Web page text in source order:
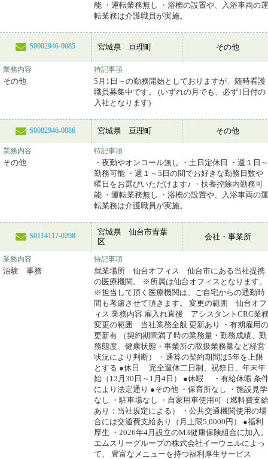
能 ・運転業務無し ・浴槽の設置や、入浴車両の運
転業務は介護職員が実施。
S0002946-0085 宮城県 亘理町 その他
業務内容
その他
特記事項
5月1日～の勤務開始としておりますが、随時看護
職員募集中です。 (いずれの月でも、必ず1日付の
入社となります)
S0002946-0086 宮城県 亘理町 その他
業務内容
その他
特記事項
・夜勤やオンコール無し ・土日定休日 ・週１日～
勤務可能 ・週１～5日の間でお好きな勤務日数や
曜日をお選びいただけます♪ ・扶養控除内勤務可
能 ・運転業務無し ・浴槽の設置や、入浴車両の運
転業務は介護職員が実施。
S0114117-0298
宮城県 仙台市青葉
区
会社・事業所
業務内容
治験 事務
特記事項
就業場所 仙台オフィス 仙台市にある当社提携
の医療機関。 ※所属は仙台オフィスとなります。
※担当して頂く医療機関は、ご自宅からの通勤時
間も考慮させて頂きます。 変更の範囲 仙台オフ
ィス 業務内容 雇入れ直後 アシスタントCRC業
変更の範囲 当社業務全般 更新あり ・有期雇用の
更新有 （契約期間満了時の業務量・勤務成績、勤
務態度、健康状態・事業所の取扱業務量など経営
状況により判断） ・通算の契約期間は5年を上限
とする ●休日 完全週休二日制、祝祭日、年末年
始（12月30日～1月4日） ●休暇 ・有給休暇 条
により法定通り ●その他 ・保育所なし ・施設見学
なし ・駐車場なし ・自家用車使用可（燃料費支給
あり：当社規定による） ・公共交通機関使用の場
合には交通費支給あり（月上限5,0000円） ●福利
厚生 ・2026年4月設立のM3健康保険組合に加入。
エムスリーグループの株式会社イーウェルによっ
て、 豊富なメニューを持つ福利厚生サービス